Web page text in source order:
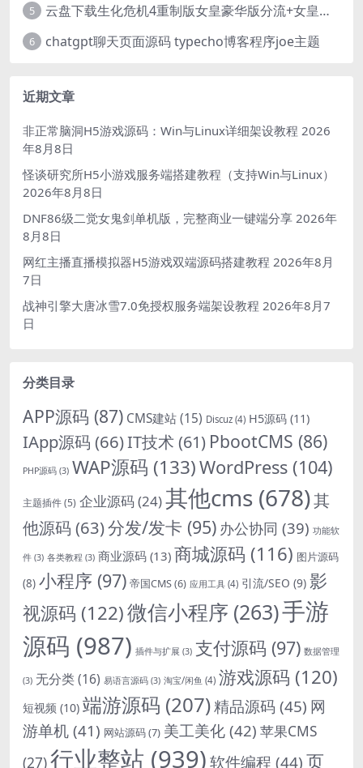
5 云盘下载生化危机4重制版女皇豪华版分流+女皇学习补丁+修改器 解压即玩【阿里云盘】
6 chatgpt聊天页面源码 typecho博客程序joe主题
近期文章
非正常脑洞H5游戏源码：Win与Linux详细架设教程 2026
年8月8日
怪谈研究所H5小游戏服务端搭建教程（支持Win与Linux）
2026年8月8日
DNF86级二觉女鬼剑单机版，完整商业一键端分享 2026年
8月8日
网红主播直播模拟器H5游戏双端源码搭建教程 2026年8月
7日
战神引擎大唐冰雪7.0免授权服务端架设教程 2026年8月7
日
分类目录
APP源码 (87) CMS建站 (15) Discuz (4) H5源码 (11)
IApp源码 (66)IT技术(61) PbootCMS (86)
PHP源码 (3) WAP源码 (133)WordPress (104)
主题插件(5) 企业源码(24)其他cms (678)其
他源码 (63)分发/发卡 (95) 办公协同 (39) 功能软
件 (3) 各类教程 (3) 商业源码 (13) 商城源码 (116) 图片源码
(8) 小程序 (97) 帝国CMS(6) 应用工具 (4) 引流/SEO (9) 影
视源码 (122)微信小程序 (263)手游
源码 (987) 插件与扩展 (3) 支付源码 (97) 数据管理
(3) 无分类(16) 易语言源码 (3) 淘宝/闲鱼 (4) 游戏源码 (120)
短视频 (10) 端游源码 (207)精品源码 (45) 网
游单机 (41) 网站源码(7) 美工美化 (42) 苹果CMS
(27)行业整站 (939)软件编程 (44)页